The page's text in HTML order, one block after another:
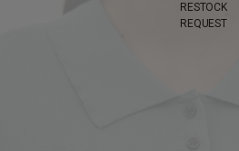
RESTOCK
REQUEST